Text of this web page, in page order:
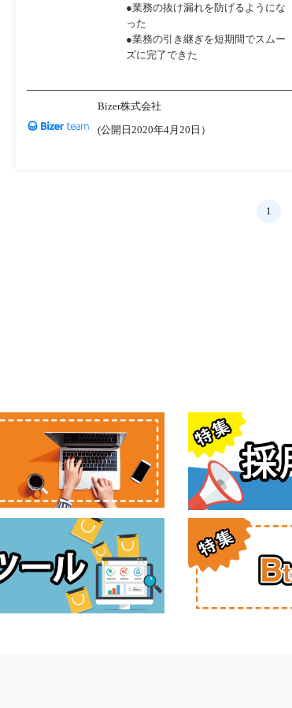
●業務の抜け漏れを防げるようにな
った
●業務の引き継ぎを短期間でスムー
ズに完了できた
Bizer株式会社
(公開日2020年4月20日）
1